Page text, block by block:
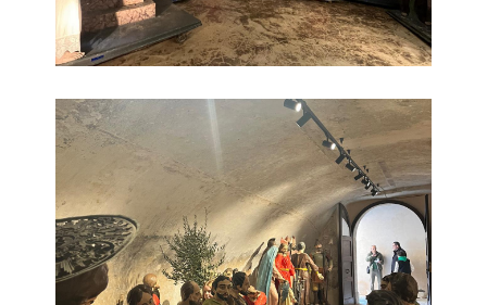
Museo dei Misteri 4